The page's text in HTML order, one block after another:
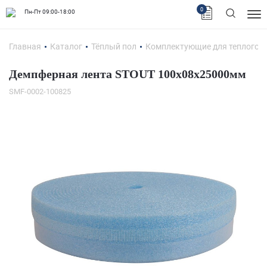
Пн-Пт 09:00-18:00 0
Главная Каталог Тёплый пол Комплектующие для теплого
Демпферная лента STOUT 100х08х25000мм
SMF-0002-100825